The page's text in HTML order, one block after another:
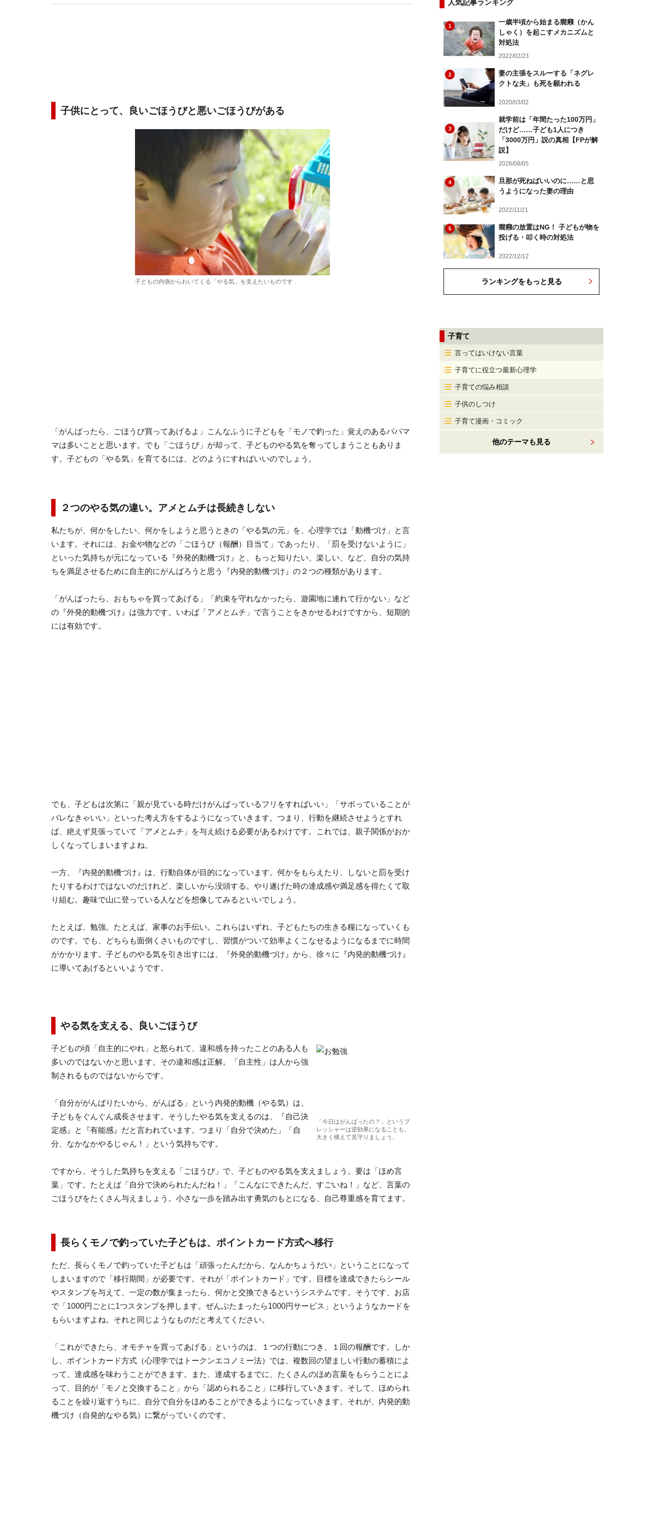
子供にとって、良いごほうびと悪いごほうびがある
子どもの内側からわいてくる「やる気」を支えたいものです
「がんばったら、ごほうび買ってあげるよ」こんなふうに子どもを「モノで釣った」覚えのあるパパマ
マは多いことと思います。でも「ごほうび」が却って、子どものやる気を奪ってしまうこともありま
す。子どもの「やる気」を育てるには、どのようにすればいいのでしょう。
２つのやる気の違い。アメとムチは長続きしない
私たちが、何かをしたい、何かをしようと思うときの「やる気の元」を、心理学では「動機づけ」と言
います。それには、お金や物などの「ごほうび（報酬）目当て」であったり、「罰を受けないように」
といった気持ちが元になっている『外発的動機づけ』と、もっと知りたい、楽しい、など、自分の気持
ちを満足させるために自主的にがんばろうと思う『内発的動機づけ』の２つの種類があります。
「がんばったら、おもちゃを買ってあげる」「約束を守れなかったら、遊園地に連れて行かない」など
の『外発的動機づけ』は強力です。いわば「アメとムチ」で言うことをきかせるわけですから、短期的
には有効です。
でも、子どもは次第に「親が見ている時だけがんばっているフリをすればいい」「サボっていることが
バレなきゃいい」といった考え方をするようになっていきます。つまり、行動を継続させようとすれ
ば、絶えず見張っていて「アメとムチ」を与え続ける必要があるわけです。これでは、親子関係がおか
しくなってしまいますよね。
一方、『内発的動機づけ』は、行動自体が目的になっています。何かをもらえたり、しないと罰を受け
たりするわけではないのだけれど、楽しいから没頭する。やり遂げた時の達成感や満足感を得たくて取
り組む。趣味で山に登っている人などを想像してみるといいでしょう。
たとえば、勉強。たとえば、家事のお手伝い。これらはいずれ、子どもたちの生きる糧になっていくも
のです。でも、どちらも面倒くさいものですし、習慣がついて効率よくこなせるようになるまでに時間
がかかります。子どものやる気を引き出すには、『外発的動機づけ』から、徐々に『内発的動機づけ』
に導いてあげるといいようです。
やる気を支える、良いごほうび
「今日はがんばったの？」というプ
レッシャーは逆効果になることも。
大きく構えて見守りましょう。
子どもの頃「自主的にやれ」と怒られて、違和感を持ったことのある人も
多いのではないかと思います。その違和感は正解。「自主性」は人から強
制されるものではないからです。
「自分ががんばりたいから、がんばる」という内発的動機（やる気）は、
子どもをぐんぐん成長させます。そうしたやる気を支えるのは、『自己決
定感』と『有能感』だと言われています。つまり「自分で決めた」「自
分、なかなかやるじゃん！」という気持ちです。
ですから、そうした気持ちを支える「ごほうび」で、子どものやる気を支えましょう。要は「ほめ言
葉」です。たとえば「自分で決められたんだね！」「こんなにできたんだ、すごいね！」など、言葉の
ごほうびをたくさん与えましょう。小さな一歩を踏み出す勇気のもとになる、自己尊重感を育てます。
長らくモノで釣っていた子どもは、ポイントカード方式へ移行
ただ、長らくモノで釣っていた子どもは「頑張ったんだから、なんかちょうだい」ということになって
しまいますので「移行期間」が必要です。それが「ポイントカード」です。目標を達成できたらシール
やスタンプを与えて、一定の数が集まったら、何かと交換できるというシステムです。そうです、お店
で「1000円ごとに1つスタンプを押します。ぜんぶたまったら1000円サービス」というようなカードを
もらいますよね。それと同じようなものだと考えてください。
「これができたら、オモチャを買ってあげる」というのは、１つの行動につき、１回の報酬です。しか
し、ポイントカード方式（心理学ではトークンエコノミー法）では、複数回の望ましい行動の蓄積によ
って、達成感を味わうことができます。また、達成するまでに、たくさんのほめ言葉をもらうことによ
って、目的が「モノと交換すること」から「認められること」に移行していきます。そして、ほめられ
ることを繰り返すうちに、自分で自分をほめることができるようになっていきます。それが、内発的動
機づけ（自発的なやる気）に繋がっていくのです。
人気記事ランキング
1
一歳半頃から始まる癇癪（かん
しゃく）を起こすメカニズムと
対処法
2022/02/23
2
妻の主張をスルーする「ネグレ
クトな夫」も死を願われる
2020/03/02
3
就学前は「年間たった100万円」
だけど……子ども1人につき
「3000万円」説の真相【FPが解
説】
2026/08/05
4
旦那が死ねばいいのに……と思
うようになった妻の理由
2022/11/21
5
癇癪の放置はNG！ 子どもが物を
投げる・叩く時の対処法
2022/12/12
ランキングをもっと見る
子育て
言ってはいけない言葉
子育てに役立つ最新心理学
子育ての悩み相談
子供のしつけ
子育て漫画・コミック
他のテーマも見る